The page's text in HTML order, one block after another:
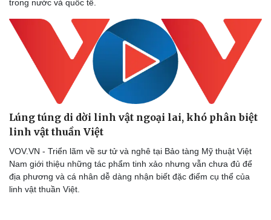
trong nước và quốc tế.
Lúng túng di dời linh vật ngoại lai, khó phân biệt
linh vật thuần Việt
VOV.VN - Triển lãm về sư tử và nghê tại Bảo tàng Mỹ thuật Việt
Nam giới thiệu những tác phẩm tinh xảo nhưng vẫn chưa đủ để
địa phương và cá nhân dễ dàng nhận biết đặc điểm cụ thể của
linh vật thuần Việt.